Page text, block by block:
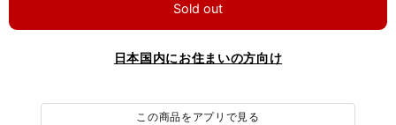
Sold out
日本国内にお住まいの方向け
この商品をアプリで見る